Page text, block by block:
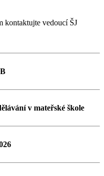
kontaktujte vedoucí ŠJ
v mateřské škole